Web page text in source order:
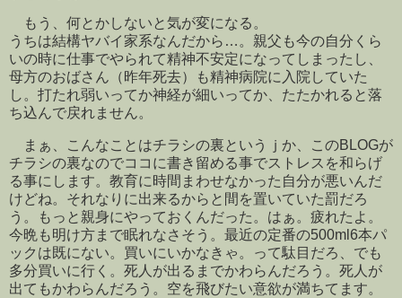
もう、何とかしないと気が変になる。
うちは結構ヤバイ家系なんだから…。親父も今の自分くら
いの時に仕事でやられて精神不安定になってしまったし、
母方のおばさん（昨年死去）も精神病院に入院していた
し。打たれ弱いってか神経が細いってか、たたかれると落
ち込んで戻れません。
まぁ、こんなことはチラシの裏というｊか、このBLOGが
チラシの裏なのでココに書き留める事でストレスを和らげ
る事にします。教育に時間まわせなかった自分が悪いんだ
けどね。それなりに出来るからと間を置いていた罰だろ
う。もっと親身にやっておくんだった。はぁ。疲れたよ。
今晩も明け方まで眠れなさそう。最近の定番の500ml6本パ
ックは既にない。買いにいかなきゃ。って駄目だろ、でも
多分買いに行く。死人が出るまでかわらんだろう。死人が
出てもかわらんだろう。空を飛びたい意欲が満ちてます。